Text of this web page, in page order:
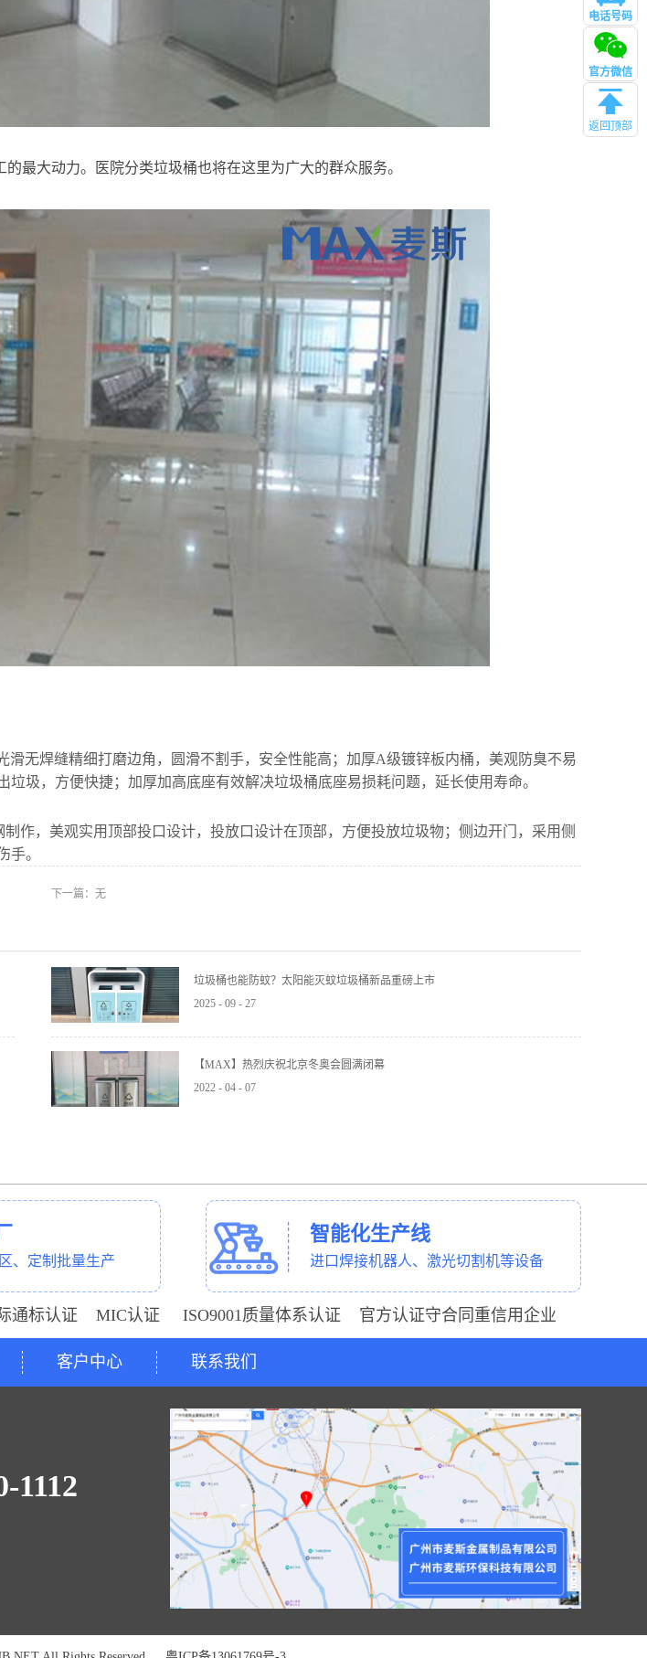
最大动力。医院分类垃圾桶也将在这里为广大的群众服务。
滑无焊缝精细打磨边角，圆滑不割手，安全性能高；加厚A级镀锌板内桶，美观防臭不易
圾，方便快捷；加厚加高底座有效解决垃圾桶底座易损耗问题，延长使用寿命。
作，美观实用顶部投口设计，投放口设计在顶部，方便投放垃圾物；侧边开门，采用侧
手。
下一篇：无
垃圾桶也能防蚊？太阳能灭蚊垃圾桶新品重磅上市
2025 - 09 - 27
【MAX】热烈庆祝北京冬奥会圆满闭幕
2022 - 04 - 07
、定制批量生产
智能化生产线
进口焊接机器人、激光切割机等设备
通标认证 MIC认证 ISO9001质量体系认证 官方认证守合同重信用企业
客户中心 联系我们
1112
电话号码
管理
官方微信
返回顶部